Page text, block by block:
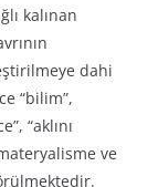
kalınan
dahi
“bilim”,
“aklını
ve